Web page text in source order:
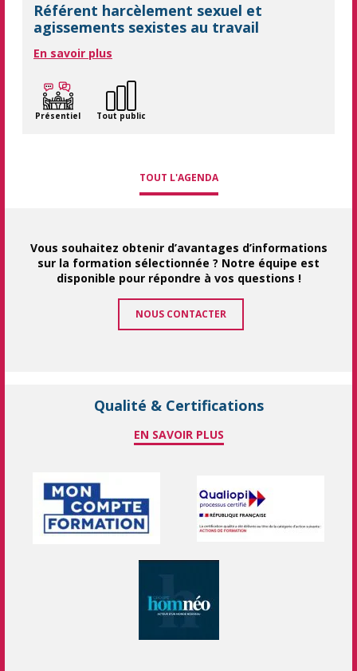
Référent harcèlement sexuel et
agissements sexistes au travail
En savoir plus
Présentiel Tout public
TOUT L'AGENDA
Vous souhaitez obtenir d’avantages d’informations
sur la formation sélectionnée ? Notre équipe est
disponible pour répondre à vos questions !
NOUS CONTACTER
Qualité & Certifications
EN SAVOIR PLUS